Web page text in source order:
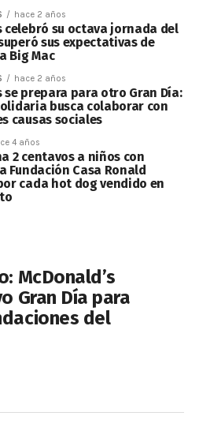
hace 2 años
celebró su octava jornada del
sus expectativas de
Big Mac
hace 2 años
se prepara para otro Gran Día:
busca colaborar con
causas sociales
4 años
2 centavos a niños con
Fundación Casa Ronald
cada hot dog vendido en
McDonald’s
Gran Día para
del